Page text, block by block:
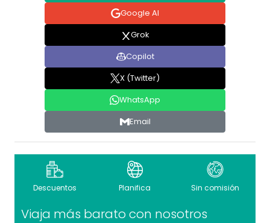
Google AI
Grok
Copilot
X (Twitter)
WhatsApp
Email
Descuentos Planifica Sin comisión
Viaja más barato con nosotros